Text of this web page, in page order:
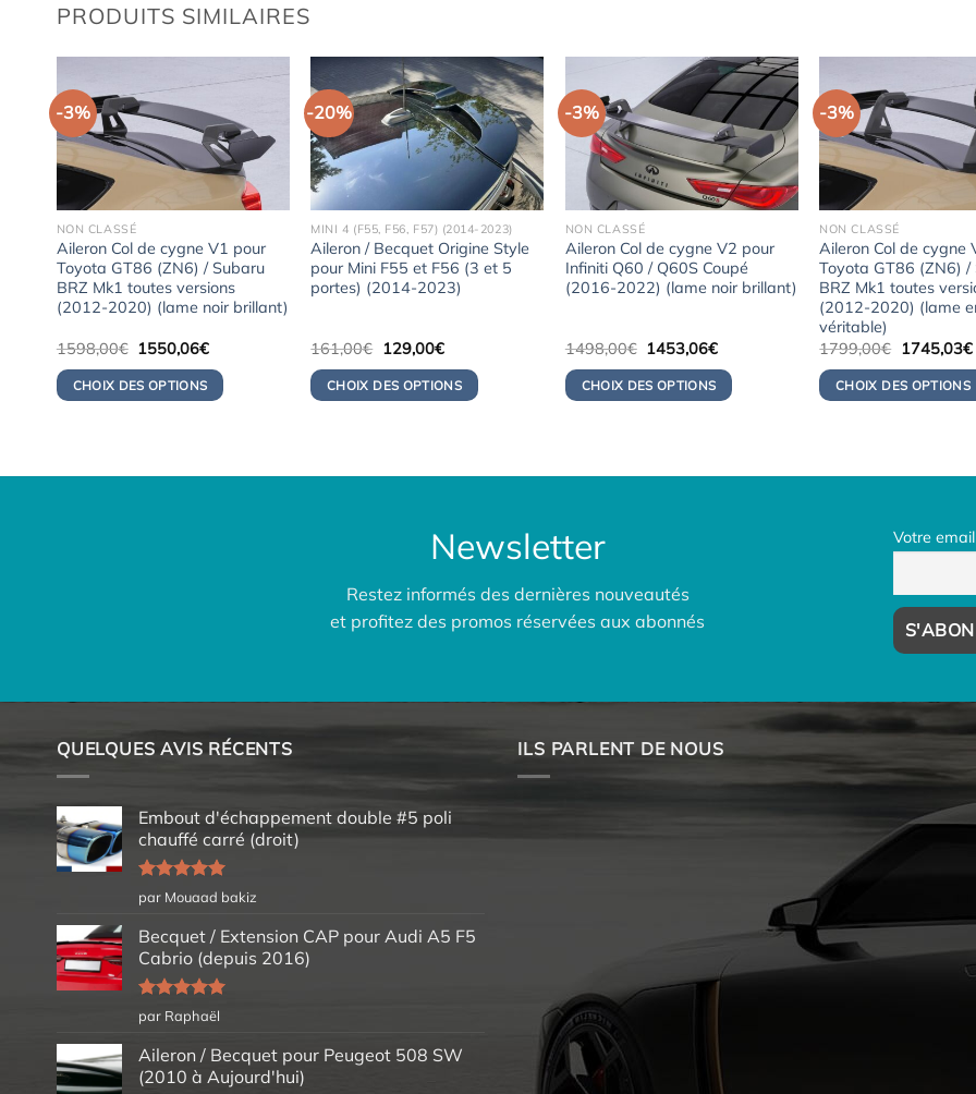
PRODUITS SIMILAIRES
-3%
NON CLASSÉ
Aileron Col de cygne V1 pour
Toyota GT86 (ZN6) / Subaru
BRZ Mk1 toutes versions
(2012-2020) (lame noir brillant)
1598,00€ Le
initial
était :
1550,06€Le
actuel
est :
CHOIX DES OPTIONS
-20%
MINI 4 (F55, F56, F57) (2014-2023)
Aileron / Becquet Origine Style
pour Mini F55 et F56 (3 et 5
portes) (2014-2023)
161,00€ Le
initial
était :
129,00€Le
actuel
est :
CHOIX DES OPTIONS
-3%
NON CLASSÉ
Aileron Col de cygne V2 pour
Infiniti Q60 / Q60S Coupé
(2016-2022) (lame noir brillant)
1498,00€ Le
initial
était :
1453,06€Le
actuel
est :
CHOIX DES OPTIONS
-3%
NON CLASSÉ
Aileron Col de cygne
Toyota GT86 (ZN6) /
BRZ Mk1 toutes
(2012-2020) (lame
véritable)
1799,00€ Le
initial
était :
1745,03€
CHOIX DES OPTIONS
Newsletter
Restez informés des dernières nouveautés
et profitez des promos réservées aux abonnés
Votre email
QUELQUES AVIS RÉCENTS
Embout d'échappement double #5 poli
chauffé carré (droit)
Note5sur
5
par Mouaad bakiz
Becquet / Extension CAP pour Audi A5 F5
Cabrio (depuis 2016)
Note5sur
5
par Raphaël
Aileron / Becquet pour Peugeot 508 SW
(2010 à Aujourd'hui)
ILS PARLENT DE NOUS